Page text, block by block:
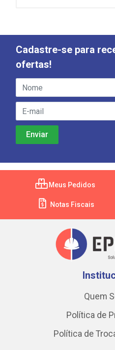
Cadastre-se para
ofertas!
Meus Pedidos
Notas Fiscais
Quem
Política de
Política de